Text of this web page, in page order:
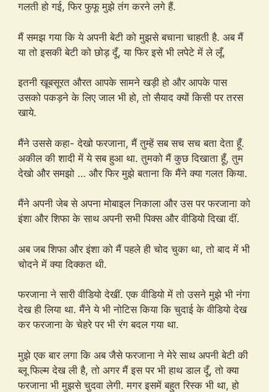
गलती हो गई, फिर फुफू मुझे तंग करने लगे हैं.
मैं समझ गया कि ये अपनी बेटी को मुझसे बचाना चाहती है. अब मैं
या तो इसकी बेटी को छोड़ दूँ, या फिर इसे भी लपेटे में ले लूँ.
इतनी खूबसूरत औरत आपके सामने खड़ी हो और आपके पास
उसको पकड़ने के लिए जाल भी हो, तो सैयाद क्यों किसी पर तरस
खाये.
मैंने उससे कहा- देखो फरजाना, मैं तुम्हें सब सच सच बता देता हूँ.
अकील की शादी में ये सब हुआ था. तुमको मैं कुछ दिखाता हूँ, तुम
देखो और समझो … और फिर मुझे बताना कि मैंने क्या गलत किया.
मैंने अपनी जेब से अपना मोबाइल निकाला और उस पर फरजाना को
इंशा और शिफा के साथ अपनी सभी पिक्स और वीडियो दिखा दीं.
अब जब शिफा और इंशा को मैं पहले ही चोद चुका था, तो बाद में भी
चोदने में क्या दिक्कत थी.
फरजाना ने सारी वीडियो देखीं. एक वीडियो में तो उसने मुझे भी नंगा
देख ही लिया था. मैंने ये भी नोटिस किया कि चुदाई के वीडियो देख
कर फरजाना के चेहरे पर भी रंग बदल गया था.
मुझे एक बार लगा कि अब जैसे फरजाना ने मेरे साथ अपनी बेटी की
ब्लू फिल्म देख ली है, तो अगर मैं इस पर भी हाथ डाल दूँ, तो क्या
फरजाना भी मुझसे चुदवा लेगी. मगर इसमें बहुत रिस्क भी था, हो